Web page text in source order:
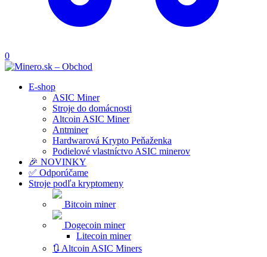
0
E-shop
ASIC Miner
Stroje do domácnosti
Altcoin ASIC Miner
Antminer
Hardwarová Krypto Peňaženka
Podielové vlastníctvo ASIC minerov
🎉 NOVINKY
✅ Odporúčame
Stroje podľa kryptomeny
Bitcoin miner
Dogecoin miner
Litecoin miner
🔃 Altcoin ASIC Miners